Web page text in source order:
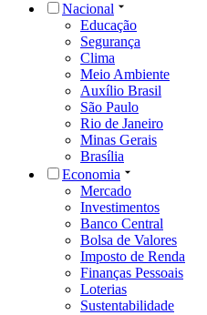
Nacional
Educação
Segurança
Clima
Meio Ambiente
Auxílio Brasil
São Paulo
Rio de Janeiro
Minas Gerais
Brasília
Economia
Mercado
Investimentos
Banco Central
Bolsa de Valores
Imposto de Renda
Finanças Pessoais
Loterias
Sustentabilidade